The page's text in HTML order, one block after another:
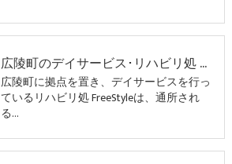
広陵町のデイサービス･リハビリ処 FreeStyleの口コミ情報
広陵町に拠点を置き、デイサービスを行っ
ているリハビリ処 FreeStyleは、通所され
る…